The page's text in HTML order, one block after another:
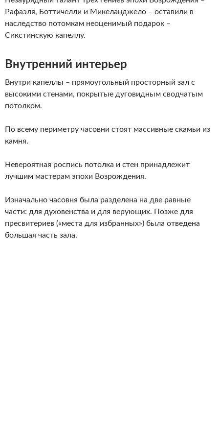
Рафаэля, Боттичелли и Микеланджело – оставили в
наследство потомкам неоценимый подарок –
Сикстинскую капеллу.
Внутренний интерьер
Внутри капеллы – прямоугольный просторный зал с
высокими стенами, покрытые дуговидным сводчатым
потолком.
По всему периметру часовни стоят массивные скамьи из
камня.
Невероятная роспись потолка и стен принадлежит
лучшим мастерам эпохи Возрождения.
Изначально часовня была разделена на две равные
части: для духовенства и для верующих. Позже для
пресвитериев («места для избранных») была отведена
большая часть зала.